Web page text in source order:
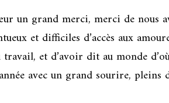
un grand merci, merci de nous
et difficiles d’accès aux
et d’avoir dit au monde
avec un grand sourire,